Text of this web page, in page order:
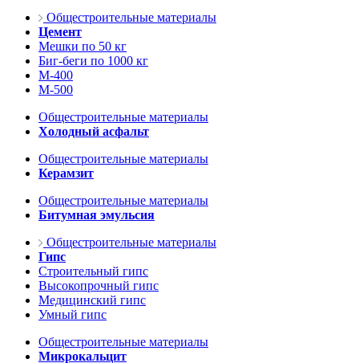
Общестроительные материалы
Цемент
Мешки по 50 кг
Биг-беги по 1000 кг
М-400
М-500
Общестроительные материалы
Холодный асфальт
Общестроительные материалы
Керамзит
Общестроительные материалы
Битумная эмульсия
Общестроительные материалы
Гипс
Строительный гипс
Высокопрочный гипс
Медицинский гипс
Умный гипс
Общестроительные материалы
Микрокальцит